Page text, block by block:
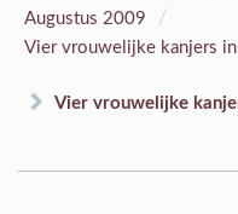
Augustus 2009 /
Vier vrouwelijke kanjers in
Vier vrouwelijke